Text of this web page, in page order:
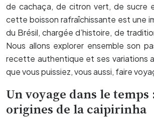
de cachaça, de citron vert, de sucre
cette boisson rafraîchissante est une
du Brésil, chargée d’histoire, de
Nous allons explorer ensemble son
recette authentique et ses variations
que vous puissiez, vous aussi, faire
Un voyage dans le temps
origines de la caipirinha